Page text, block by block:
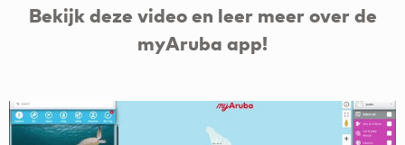
Bekijk deze video en leer meer over de
myAruba app!